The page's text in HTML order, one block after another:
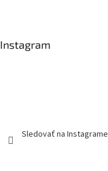
Instagram
Sledovať na Instagrame